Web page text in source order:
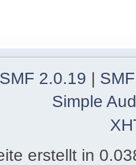
SMF 2.0.19
Simple
erstellt in